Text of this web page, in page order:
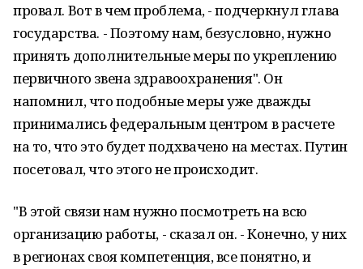
провал. Вот в чем проблема, - подчеркнул глава
государства. - Поэтому нам, безусловно, нужно
принять дополнительные меры по укреплению
первичного звена здравоохранения". Он
напомнил, что подобные меры уже дважды
принимались федеральным центром в расчете
на то, что это будет подхвачено на местах. Путин
посетовал, что этого не происходит.
"В этой связи нам нужно посмотреть на всю
организацию работы, - сказал он. - Конечно, у них
в регионах своя компетенция, все понятно, и